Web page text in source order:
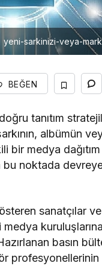
yeni-sarkinizi-veya-
BEĞEN
tanıtım
albümün
bir medya
bu noktada
sanatçılar
basın